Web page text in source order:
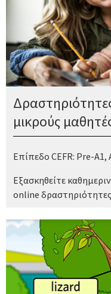
μικρούς
Επίπεδο CEFR: Pre-A1,
Εξασκηθείτε
online δραστηριότητες